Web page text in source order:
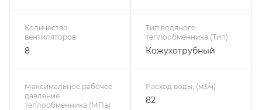
Количество
вентиляторов
8
Тип водяного
теплообменника (Тип)
Кожухотрубный
Максимальное рабочее
давление
теплообменника (МПа)
Расход воды, (м3/ч)
82